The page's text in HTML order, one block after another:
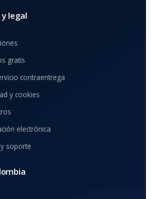
legal
gratis
contraentrega
y cookies
electrónica
soporte